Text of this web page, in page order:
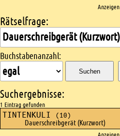
Anzeigen
Kreuzworträtsel suchen
Rätselfrage:
Buchstabenanzahl:
Suchen
Suchergebnisse:
1 Eintrag gefunden
TINTENKULI (10)
Dauerschreibgerät (Kurzwort)